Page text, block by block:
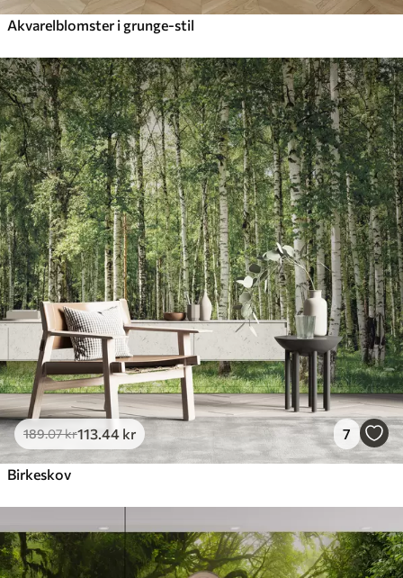
Akvarelblomster i grunge-stil
189.07kr113 .44 kr 7
Birkeskov